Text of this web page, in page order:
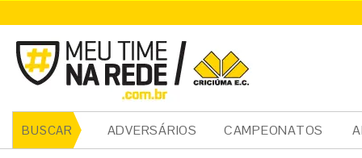
BUSCAR ADVERSÁRIOS CAMPEONATOS